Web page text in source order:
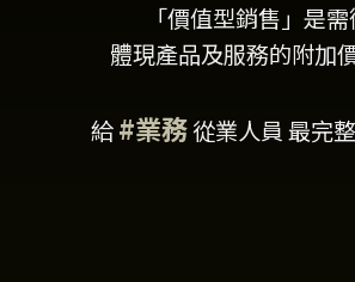
「價值型銷售」是
體現產品及服務的附加
給#業務從業人員 最完